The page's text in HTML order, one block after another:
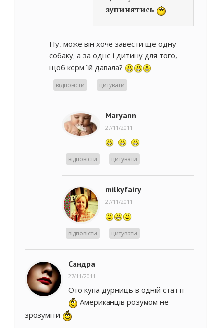
зупинятись
Ну, може він хоче завести ще одну
собаку, а за одне і дитину для того,
щоб корм їй давала?
відповісти цитувати
Maryann
27/11/2011
відповісти цитувати
milkyfairy
27/11/2011
відповісти цитувати
Сандра
27/11/2011
Ото купа дурниць в одній статті
Американців розумом не
зрозуміти